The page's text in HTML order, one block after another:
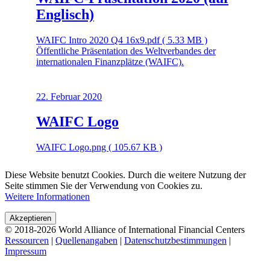
Englisch)
WAIFC Intro 2020 Q4 16x9.pdf ( 5.33 MB )
Öffentliche Präsentation des Weltverbandes der
internationalen Finanzplätze (WAIFC).
22. Februar 2020
WAIFC Logo
WAIFC Logo.png ( 105.67 KB )
Diese Website benutzt Cookies. Durch die weitere Nutzung der
Seite stimmen Sie der Verwendung von Cookies zu.
Weitere Informationen
Akzeptieren
© 2018-2026 World Alliance of International Financial Centers
Ressourcen | Quellenangaben | Datenschutzbestimmungen |
Impressum